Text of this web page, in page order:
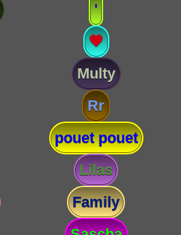
'
💗
Multy
Rr
pouet pouet
Lilas
Family